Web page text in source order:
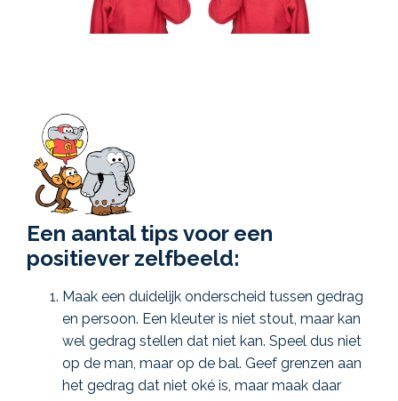
Een aantal tips voor een
positiever zelfbeeld:
Maak een duidelijk onderscheid tussen gedrag
en persoon. Een kleuter is niet stout, maar kan
wel gedrag stellen dat niet kan. Speel dus niet
op de man, maar op de bal. Geef grenzen aan
het gedrag dat niet oké is, maar maak daar